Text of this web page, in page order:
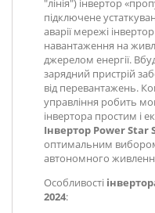
"лінія") інвертор
підключене
аварії мережі
навантаження на
джерелом енергії.
зарядний пристрій
від перевантажень.
управління робить
інвертора простим і
Інвертор Power Star
оптимальним
автономного
Особливості
2024: